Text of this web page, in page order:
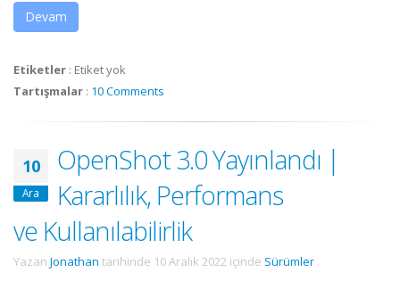
Devam
Etiketler : Etiket yok
Tartışmalar : 10 Comments
10
Ara
OpenShot 3.0 Yayınlandı |
Kararlılık, Performans
ve Kullanılabilirlik
Yazan Jonathan tarihinde 10 Aralık 2022 içinde Sürümler .